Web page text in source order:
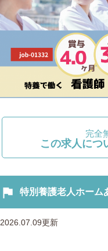
完全
この求人につ
flag 特別養護老人ホー
2026.07.09更新